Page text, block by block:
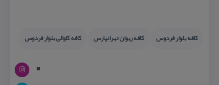
كافه بلوار فردوس كافه ریوان تهرانپارس كافه كاوالی بلوار فردوس